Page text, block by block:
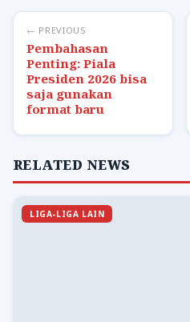
← PREVIOUS
Pembahasan
Penting: Piala
Presiden 2026 bisa
saja gunakan
format baru
RELATED NEWS
LIGA-LIGA LAIN